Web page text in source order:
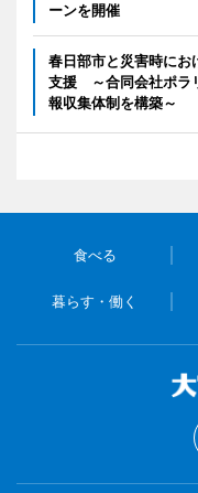
ーンを開催
春日部市と災害時にお
支援 ～合同会社ポラ
報収集体制を構築～
食べる
暮らす・働く